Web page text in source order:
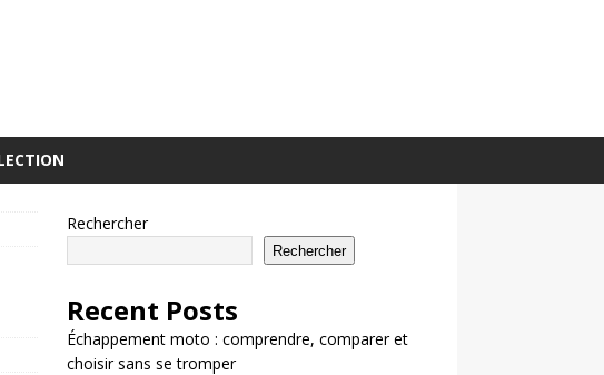
Rechercher
Rechercher
Recent Posts
Échappement moto : comprendre, comparer et
choisir sans se tromper